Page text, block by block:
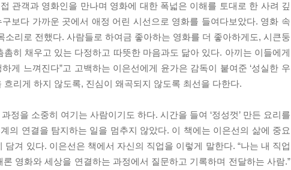
관객과 영화인을 만나며 영화에 대한 폭넓은 이해를 토대로 한 사려 깊
보다 가까운 곳에서 애정 어린 시선으로 영화를 들여다보았다. 영화 속
리로 전했다. 사람들로 하여금 좋아하는 영화를 더 좋아하게도, 시큰둥
히 채우고 있는 다정하고 따뜻한 마음과도 닮아 있다. 아끼는 이들에게
게 느껴진다”고 고백하는 이은선에게 윤가은 감독이 붙여준 ‘성실한 우
리게 하지 않도록, 진심이 왜곡되지 않도록 최선을 다한다.
정을 소중히 여기는 사람이기도 하다. 시간을 들여 ‘정성껏’ 만든 요리를
의 연결을 탐지하는 일을 멈추지 않았다. 이 책에는 이은선의 삶에 중요
겨 있다. 이은선은 책에서 자신의 직업을 이렇게 말한다. “나는 내 직업
영화와 세상을 연결하는 과정에서 질문하고 기록하며 전달하는 사람.”